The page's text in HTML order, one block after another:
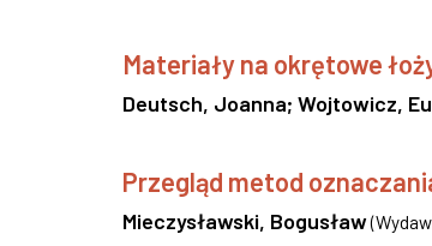
Materiały na okrętowe
Deutsch, Joanna; Wojtowicz,
Przegląd metod
Mieczysławski, Bogusław(